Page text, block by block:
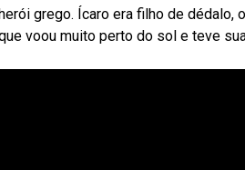
grego. Ícaro era filho de dédalo,
voou muito perto do sol e teve